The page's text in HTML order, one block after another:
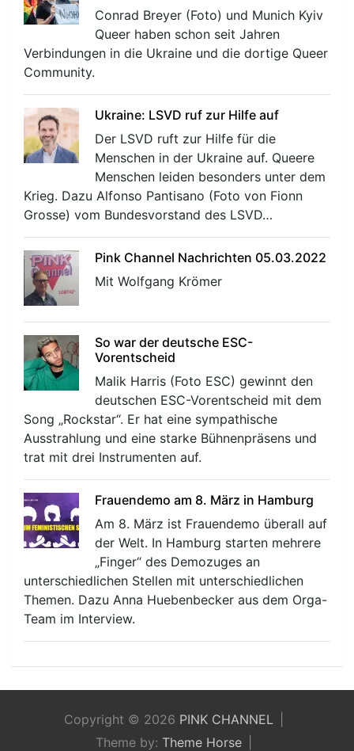
Conrad Breyer (Foto) und Munich Kyiv
Queer haben schon seit Jahren
Verbindungen in die Ukraine und die dortige Queer
Community.
Ukraine: LSVD ruf zur Hilfe auf
Der LSVD ruft zur Hilfe für die
Menschen in der Ukraine auf. Queere
Menschen leiden besonders unter dem
Krieg. Dazu Alfonso Pantisano (Foto von Fionn
Grosse) vom Bundesvorstand des LSVD…
Pink Channel Nachrichten 05.03.2022
Mit Wolfgang Krömer
So war der deutsche ESC-
Vorentscheid
Malik Harris (Foto ESC) gewinnt den
deutschen ESC-Vorentscheid mit dem
Song „Rockstar“. Er hat eine sympathische
Ausstrahlung und eine starke Bühnenpräsens und
trat mit drei Instrumenten auf.
Frauendemo am 8. März in Hamburg
Am 8. März ist Frauendemo überall auf
der Welt. In Hamburg starten mehrere
„Finger“ des Demozuges an
unterschiedlichen Stellen mit unterschiedlichen
Themen. Dazu Anna Huebenbecker aus dem Orga-
Team im Interview.
Copyright © 2026 PINK CHANNEL
Theme by: Theme Horse